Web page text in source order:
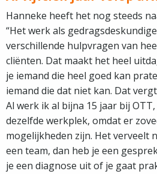
Hanneke heeft het nog steeds
“Het werk als
verschillende hulpvragen van
cliënten. Dat maakt het heel
je iemand die heel goed kan
iemand die dat niet kan. Dat
Al werk ik al bijna 15 jaar bij
dezelfde werkplek, omdat er
mogelijkheden zijn. Het verveelt
een team, dan heb je een
je een diagnose uit of je gaat